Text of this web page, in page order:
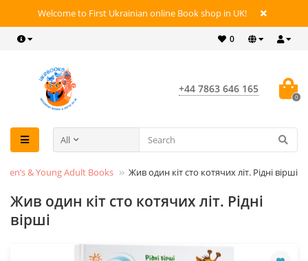
Welcome to First Ukrainian online Book shop in UK!
0
+44 7863 646 165
0
All
& Young Adult Books Жив один кіт сто котячих літ. Рідні вірші
Жив один кіт сто котячих літ. Рідні
вірші